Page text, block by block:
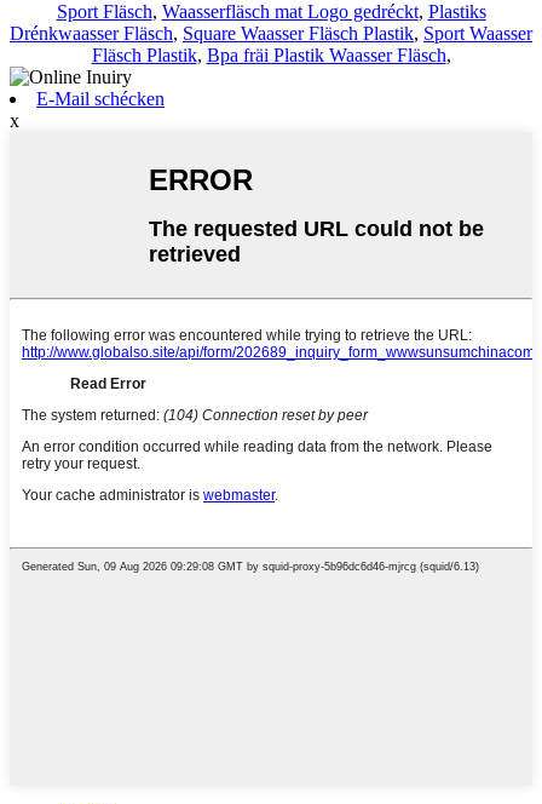
Sport Fläsch, Waasserfläsch mat Logo gedréckt, Plastiks
Drénkwaasser Fläsch, Square Waasser Fläsch Plastik, Sport Waasser
Fläsch Plastik, Bpa fräi Plastik Waasser Fläsch,
E-Mail schécken
x